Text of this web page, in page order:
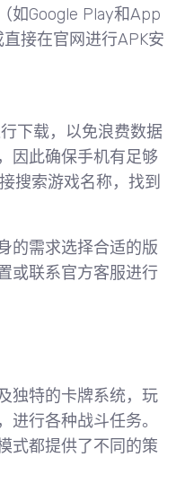
如Google Play和App
接在官网进行APK安
下载，以免浪费数据
因此确保手机有足够
搜索游戏名称，找到
的需求选择合适的版
或联系官方客服进行
独特的卡牌系统，玩
行各种战斗任务。
式都提供了不同的策